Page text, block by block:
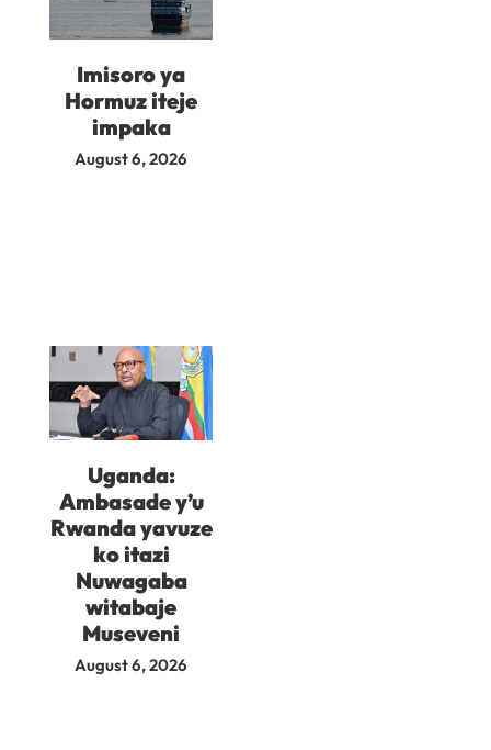
Imisoro ya
Hormuz iteje
impaka
August 6, 2026
Uganda:
Ambasade y’u
Rwanda yavuze
ko itazi
Nuwagaba
witabaje
Museveni
August 6, 2026